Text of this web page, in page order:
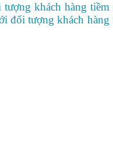
khách hàng
đối tượng khách